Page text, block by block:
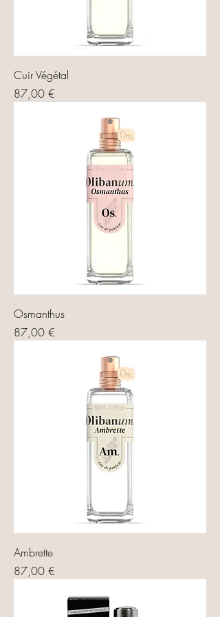
Cuir Végétal
Prix
87,00 €
Osmanthus
Prix
87,00 €
Ambrette
Prix
87,00 €